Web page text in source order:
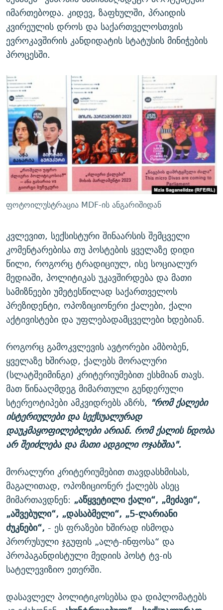
იმართებოდა. კიდევ, ზაფხულში, პრაიდის
კვირეულის დროს და საქართველოსთვის
ევროკავშირის კანდიდატის სტატუსის მინიჭების
პროცესში.
ფოტოილუსტრაცია MDF-ის ანგარიშიდან
კვლევით, სექსისტური შინაარსის შემცველი
კომენტარებისა თუ პოსტების ყველაზე დიდი
წილი, როგორც ტრადიციულ, ისე სოციალურ
მედიაში, პოლიტიკას უკავშირდება და მათი
სამიზნეები უმეტესწილად საქართველოს
პრეზიდენტი, ოპოზიციონერი ქალები, ქალი
აქტივისტები და უფლებადამცველები ხდებიან.
როგორც გამოკვლევის ავტორები ამბობენ,
ყველაზე ხშირად, ქალებს მორალური
(სლატშეიმინგი) კრიტერიუმებით ესხმიან თავს.
მათ წინააღმდეგ მიმართული გენდერული
სტერეოტიპები ამკვიდრებს აზრს, "რომ ქალები
ისტერიულები და სექსუალურად
დაუკმაყოფილებლები არიან. რომ ქალის ნდობა
არ შეიძლება და მათი ადგილი ოჯახშია".
მორალური კრიტერიუმებით თავდასხმისას,
მაგალითად, ოპოზიციონერ ქალებს ასეც
მიმართავდნენ: „აწყვეტილი ქალი“, „მეძავი“,
„აშვებული“, „დასაბმელი“, „5-ლარიანი
ძუკნები“, - ეს ფრაზები ხშირად ისმოდა
პრორუსული ჯგუფის „ალტ-ინფოსა“ და
პროპაგანდისტული მედიის პოსტ ტვ-ის
სატელევიზიო ეთერში.
დასავლელ პოლიტიკოსებსა და დიპლომატებს